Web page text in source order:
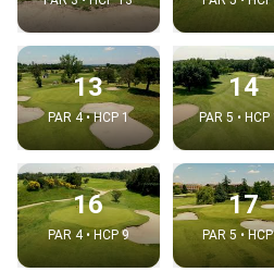
13
PAR 4 • HCP 1
14
PAR 5 • HCP
16
PAR 4 • HCP 9
17
PAR 5 •